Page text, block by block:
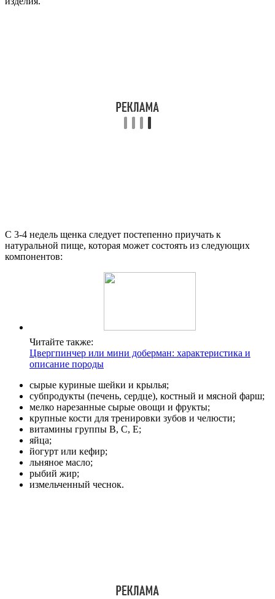
С 3-4 недель щенка следует постепенно приучать к
натуральной пище, которая может состоять из следующих
компонентов:
Читайте также:
Цвергпинчер или мини доберман: характеристика и
описание породы
сырые куриные шейки и крылья;
субпродукты (печень, сердце), костный и мясной фарш;
мелко нарезанные сырые овощи и фрукты;
крупные кости для тренировки зубов и челюсти;
витамины группы В, С, Е;
яйца;
йогурт или кефир;
льняное масло;
рыбий жир;
измельченный чеснок.